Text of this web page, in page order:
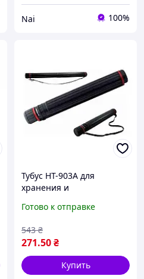
Nai 100%
Тубус HT-903А для
хранения и
рыболовных снастей
OTTEN
Готово к отправке
271.50₴
543 ₴
Купить